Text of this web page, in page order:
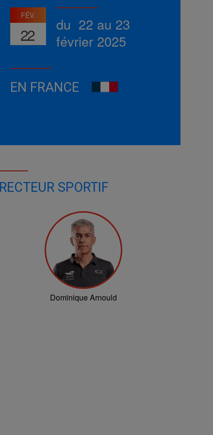
FÉV.
22
du 22 au 23
février 2025
EN FRANCE
SPORTIF
Dominique Arnould